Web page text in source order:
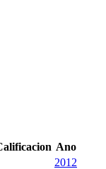
Ano
2012